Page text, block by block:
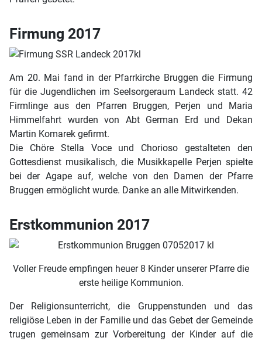
Firmung 2017
Am 20. Mai fand in der Pfarrkirche Bruggen die Firmung
für die Jugendlichen im Seelsorgeraum Landeck statt. 42
Firmlinge aus den Pfarren Bruggen, Perjen und Maria
Himmelfahrt wurden von Abt German Erd und Dekan
Martin Komarek gefirmt.
Die Chöre Stella Voce und Chorioso gestalteten den
Gottesdienst musikalisch, die Musikkapelle Perjen spielte
bei der Agape auf, welche von den Damen der Pfarre
Bruggen ermöglicht wurde. Danke an alle Mitwirkenden.
Erstkommunion 2017
Voller Freude empfingen heuer 8 Kinder unserer Pfarre die
erste heilige Kommunion.
Der Religionsunterricht, die Gruppenstunden und das
religiöse Leben in der Familie und das Gebet der Gemeinde
trugen gemeinsam zur Vorbereitung der Kinder auf die